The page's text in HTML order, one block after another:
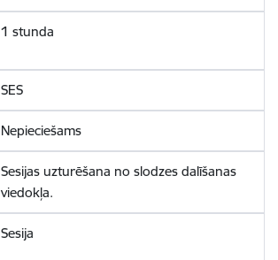
1 stunda
SES
Nepieciešams
Sesijas uzturēšana no slodzes dalīšanas
viedokļa.
Sesija